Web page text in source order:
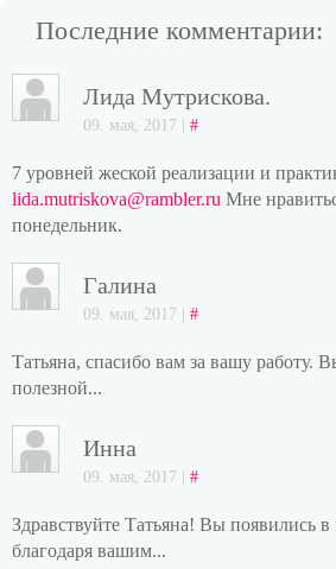
Последние комментарии:
Лида Мутрискова.
09. мая, 2017 | #
7 уровней жеской реализации и
lida.mutriskova@rambler.ru Мне
понедельник.
Галина
09. мая, 2017 | #
Татьяна, спасибо вам за вашу работу.
полезной...
Инна
09. мая, 2017 | #
Здравствуйте Татьяна! Вы появились
благодаря вашим...